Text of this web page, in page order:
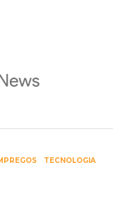
TECNOLOGIA